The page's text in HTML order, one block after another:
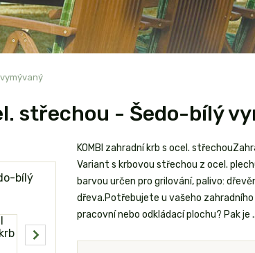
střechou - Šedo-bílý
KOMBI zahradní krb s ocel.
Variant s krbovou střechou z ocel.
barvou určen pro grilování, palivo:
dřeva.Potřebujete u vašeho
pracovní nebo odkládací plochu? Pak je